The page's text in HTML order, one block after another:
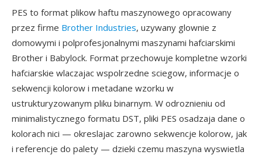
PES to format plikow haftu maszynowego opracowany
przez firme Brother Industries, uzywany glownie z
domowymi i polprofesjonalnymi maszynami hafciarskimi
Brother i Babylock. Format przechowuje kompletne wzorki
hafciarskie wlaczajac wspolrzedne sciegow, informacje o
sekwencji kolorow i metadane wzorku w
ustrukturyzowanym pliku binarnym. W odroznieniu od
minimalistycznego formatu DST, pliki PES osadzaja dane o
kolorach nici — okreslajac zarowno sekwencje kolorow, jak
i referencje do palety — dzieki czemu maszyna wyswietla